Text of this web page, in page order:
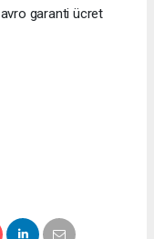
garanti ücret